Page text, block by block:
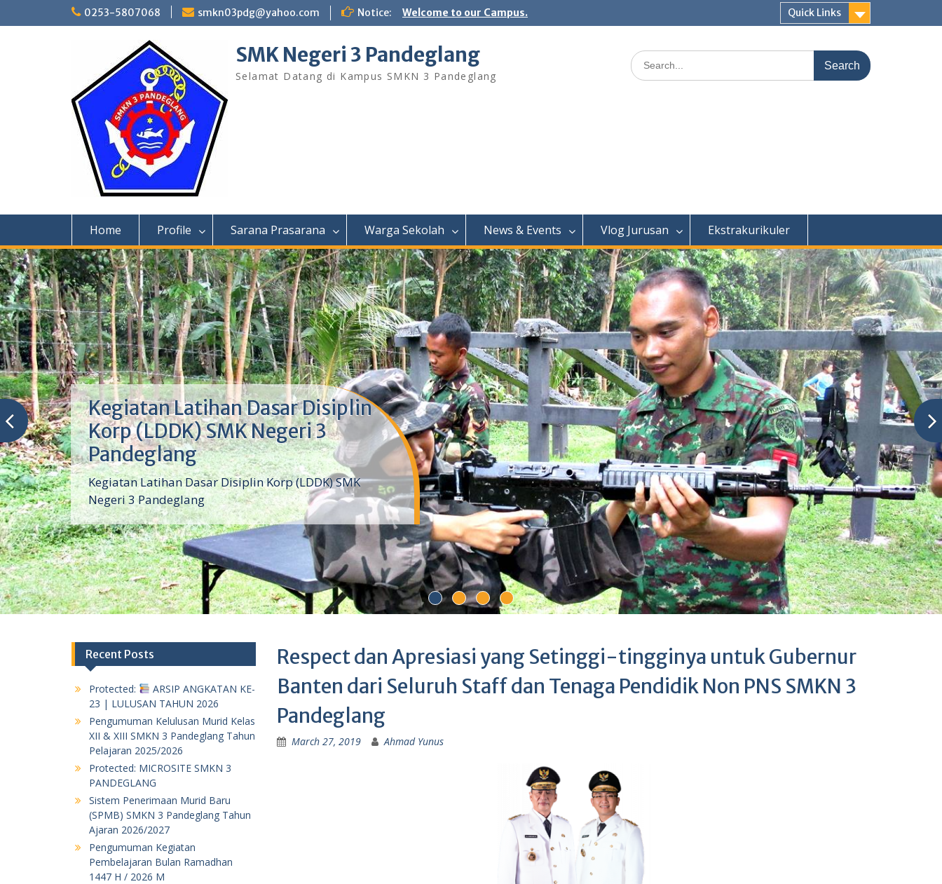
0253-5807068 smkn03pdg@yahoo.com Notice: Welcome to our Campus. Quick Links
SMK Negeri 3 Pandeglang
Selamat Datang di Kampus SMKN 3 Pandeglang
Search
for:
Home Profile Sarana Prasarana Warga Sekolah News & Events Vlog Jurusan Ekstrakurikuler
Kegiatan Latihan Dasar Disiplin
Korp (LDDK) SMK Negeri 3
Pandeglang
Kegiatan Latihan Dasar Disiplin Korp (LDDK) SMK
Negeri 3 Pandeglang
Respect dan Apresiasi yang Setinggi-tingginya untuk Gubernur
Banten dari Seluruh Staff dan Tenaga Pendidik Non PNS SMKN 3
Pandeglang
March 27, 2019 Ahmad Yunus
Recent Posts
Protected:
ARSIP ANGKATAN KE-
23 | LULUSAN TAHUN 2026
Pengumuman Kelulusan Murid Kelas
XII & XIII SMKN 3 Pandeglang Tahun
Pelajaran 2025/2026
Protected: MICROSITE SMKN 3
PANDEGLANG
Sistem Penerimaan Murid Baru
(SPMB) SMKN 3 Pandeglang Tahun
Ajaran 2026/2027
Pengumuman Kegiatan
Pembelajaran Bulan Ramadhan
1447 H / 2026 M